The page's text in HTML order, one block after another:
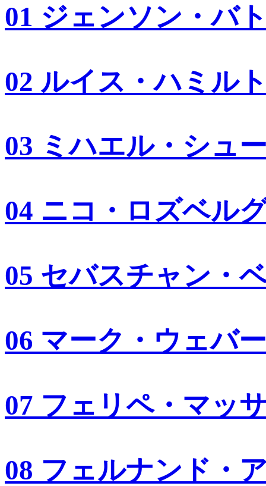
01 ジェンソン・バ
02 ルイス・ハミル
03 ミハエル・シュ
04 ニコ・ロズベル
05 セバスチャン・
06 マーク・ウェバー
07 フェリペ・マッ
08 フェルナンド・